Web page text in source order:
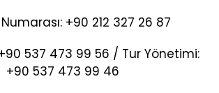
+90 212 327 26 87
537 473 99 56 / Tur Yönetimi:
+90 537 473 99 46